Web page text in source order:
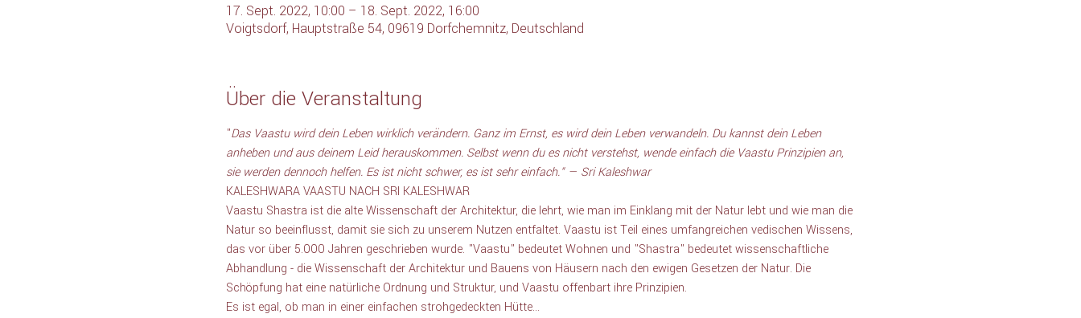
17. Sept. 2022, 10:00 – 18. Sept. 2022, 16:00
Voigtsdorf, Hauptstraße 54, 09619 Dorfchemnitz, Deutschland
Über die Veranstaltung
"Das Vaastu wird dein Leben wirklich verändern. Ganz im Ernst, es wird dein Leben verwandeln. Du kannst dein Leben
anheben und aus deinem Leid herauskommen. Selbst wenn du es nicht verstehst, wende einfach die Vaastu Prinzipien an,
sie werden dennoch helfen. Es ist nicht schwer, es ist sehr einfach.“ — Sri Kaleshwar
KALESHWARA VAASTU NACH SRI KALESHWAR
Vaastu Shastra ist die alte Wissenschaft der Architektur, die lehrt, wie man im Einklang mit der Natur lebt und wie man die
Natur so beeinflusst, damit sie sich zu unserem Nutzen entfaltet. Vaastu ist Teil eines umfangreichen vedischen Wissens,
das vor über 5.000 Jahren geschrieben wurde. "Vaastu" bedeutet Wohnen und "Shastra" bedeutet wissenschaftliche
Abhandlung - die Wissenschaft der Architektur und Bauens von Häusern nach den ewigen Gesetzen der Natur. Die
Schöpfung hat eine natürliche Ordnung und Struktur, und Vaastu offenbart ihre Prinzipien.
Es ist egal, ob man in einer einfachen strohgedeckten Hütte…